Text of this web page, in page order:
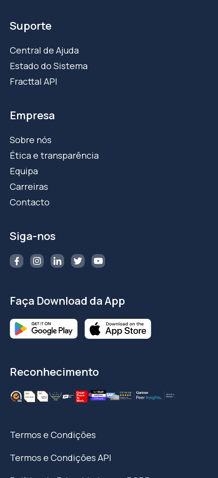
Suporte
Central de Ajuda
Estado do Sistema
Fracttal API
Empresa
Sobre nós
Ética e transparência
Equipa
Carreiras
Contacto
Siga-nos
Faça Download da App
Reconhecimento
Termos e Condições
Termos e Condições API